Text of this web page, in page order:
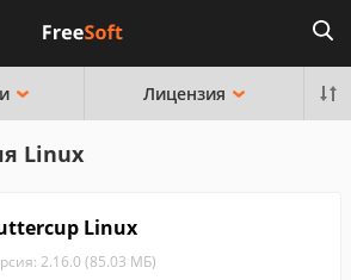
Лицензия
Linux
Linux
2.16.0 (85.03 МБ)